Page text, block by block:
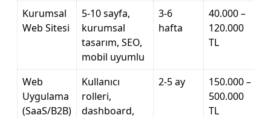
Kurumsal
Web Sitesi
5-10 sayfa,
kurumsal
tasarım, SEO,
mobil uyumlu
3-6
hafta
40.000 –
120.000
TL
Web
Uygulama
(SaaS/B2B)
Kullanıcı
rolleri,
dashboard,
2-5 ay
150.000 –
500.000
TL